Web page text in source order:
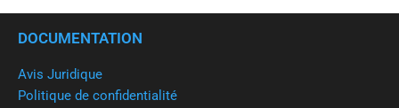
DOCUMENTATION
Avis Juridique
Politique de confidentialité